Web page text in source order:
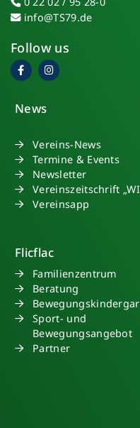
info@TS79.de
Follow us
News
Vereins-News
Termine & Events
Newsletter
Vereinszeitschrift
Vereinsapp
Flicflac
Familienzentrum
Beratung
Sport- und
Bewegungsangebot
Partner